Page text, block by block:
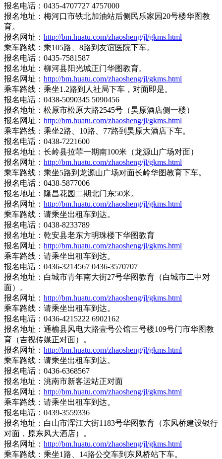
报名电话：0435-4707727 4757000
报名地址：梅河口市铁北加油站后侧民乐家园20号楼华图教
育。
报名网址： http://bm.huatu.com/zhaosheng/jl/gkms.html
乘车路线：乘105路、8路到友谊医院下车。
报名电话：0435-7581587
报名地址：柳河县阳光城正门华图教育。
报名网址： http://bm.huatu.com/zhaosheng/jl/gkms.html
乘车路线：乘坐1.2路到人社局下车，对面即是。
报名电话：0438-5090345 5090456
报名地址：松原市松原大路2545号（昊原酒店侧一楼）
报名网址： http://bm.huatu.com/zhaosheng/jl/gkms.html
乘车路线：乘坐2路、10路、77路到昊原大酒店下车。
报名电话：0438-7221600
报名地址：长岭县拉菲一期南100米（龙源山广场对面）
报名网址： http://bm.huatu.com/zhaosheng/jl/gkms.html
乘车路线：乘坐5路到龙源山广场对面长岭华图教育下车。
报名电话：0438-5877006
报名地址：隆昌花园二期北门东50米。
报名网址： http://bm.huatu.com/zhaosheng/jl/gkms.html
乘车路线：请乘坐出租车到达。
报名电话：0438-8233789
报名地址：乾安县老东方明珠楼下华图教育
报名网址： http://bm.huatu.com/zhaosheng/jl/gkms.html
乘车路线：请乘坐出租车到达。
报名电话：0436-3214567 0436-3570707
报名地址：白城市青年南大街27号华图教育（白城市二中对
面）。
报名网址： http://bm.huatu.com/zhaosheng/jl/gkms.html
乘车路线：请乘坐出租车到达。
报名电话：0436-4215222 6902162
报名地址：通榆县风电大路壹号公馆三号楼109号门市华图教
育（吉视传媒正对面）。
报名网址： http://bm.huatu.com/zhaosheng/jl/gkms.html
乘车路线：请乘坐出租车到达。
报名电话：0436-6368567
报名地址：洮南市新客运站正对面
报名网址： http://bm.huatu.com/zhaosheng/jl/gkms.html
乘车路线：请乘坐出租车到达。
报名电话：0439-3559336
报名地址：白山市浑江大街1183号华图教育（东风桥建设银行
对面，原东风大酒店）。
报名网址： http://bm.huatu.com/zhaosheng/jl/gkms.html
乘车路线：乘坐1路、14路公交车到东风桥站下车。